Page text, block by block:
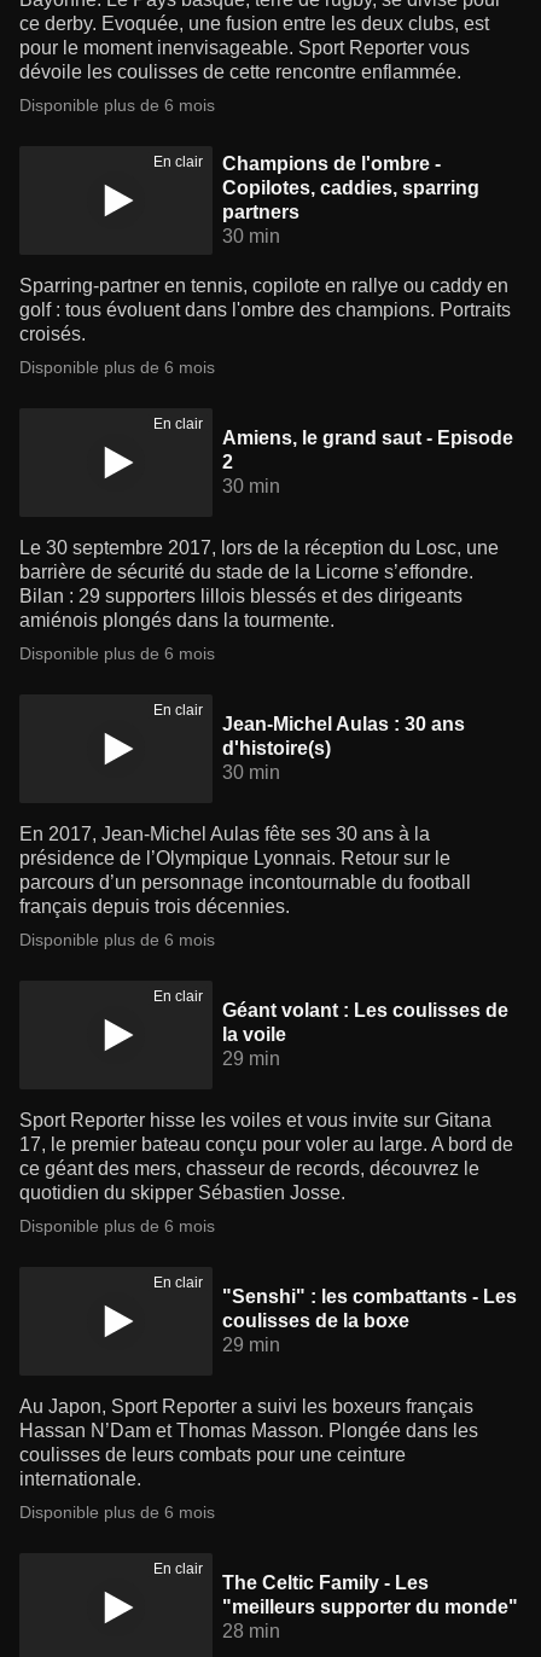
ce derby. Evoquée, une fusion entre les deux clubs, est
pour le moment inenvisageable. Sport Reporter vous
dévoile les coulisses de cette rencontre enflammée.
Disponible plus de 6 mois
En clair
Champions de l'ombre -
Copilotes, caddies, sparring
partners
30 min
Sparring-partner en tennis, copilote en rallye ou caddy en
golf : tous évoluent dans l'ombre des champions. Portraits
croisés.
Disponible plus de 6 mois
En clair
Amiens, le grand saut - Episode
2
30 min
Le 30 septembre 2017, lors de la réception du Losc, une
barrière de sécurité du stade de la Licorne s’effondre.
Bilan : 29 supporters lillois blessés et des dirigeants
amiénois plongés dans la tourmente.
Disponible plus de 6 mois
En clair
Jean-Michel Aulas : 30 ans
d'histoire(s)
30 min
En 2017, Jean-Michel Aulas fête ses 30 ans à la
présidence de l’Olympique Lyonnais. Retour sur le
parcours d’un personnage incontournable du football
français depuis trois décennies.
Disponible plus de 6 mois
En clair
Géant volant : Les coulisses de
la voile
29 min
Sport Reporter hisse les voiles et vous invite sur Gitana
17, le premier bateau conçu pour voler au large. A bord de
ce géant des mers, chasseur de records, découvrez le
quotidien du skipper Sébastien Josse.
Disponible plus de 6 mois
En clair
"Senshi" : les combattants - Les
coulisses de la boxe
29 min
Au Japon, Sport Reporter a suivi les boxeurs français
Hassan N’Dam et Thomas Masson. Plongée dans les
coulisses de leurs combats pour une ceinture
internationale.
Disponible plus de 6 mois
En clair
The Celtic Family - Les
"meilleurs supporter du monde"
28 min